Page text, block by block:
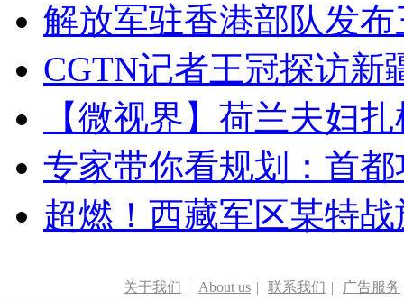
解放军驻香港部队发
CGTN记者王冠探访新
【微视界】荷兰夫妇
专家带你看规划：首
超燃！西藏军区某特
关于我们 | About us | 联系我们 | 广告服务